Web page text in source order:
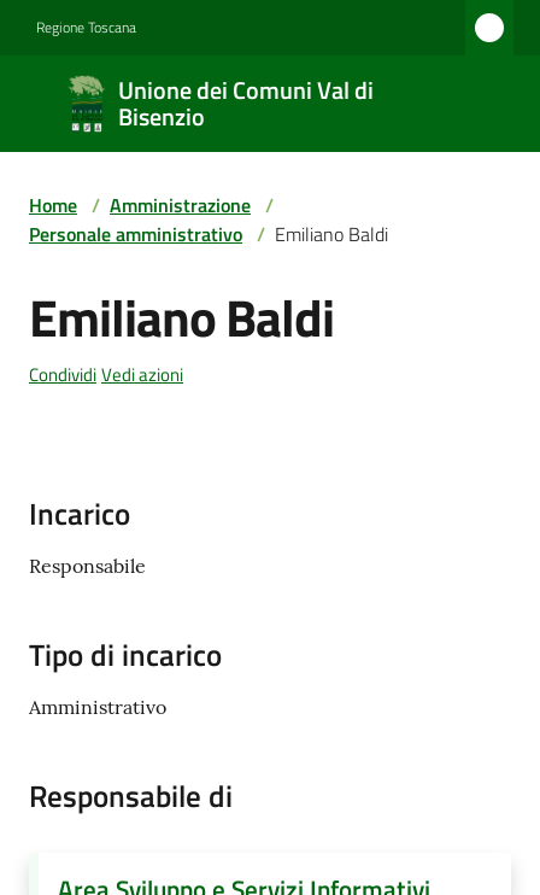
Regione Toscana
Unione dei Comuni Val di
Bisenzio
Unione
dei
Comuni
Val di
Bisenzio
Amministrazione
Servizi
e
dati
Seguici
Home / Amministrazione /
Personale amministrativo / Emiliano Baldi
Salta al contenuto
Emiliano Baldi
CondividiVedi azioni
Incarico
Responsabile
Tipo di incarico
Amministrativo
Responsabile di